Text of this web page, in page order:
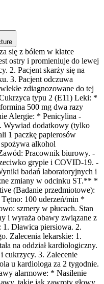
się z bólem w klatce
ostry i promieniuje do lewej
2. Pacjent skarży się na
3. Pacjent odczuwa
zdiagnozowane do tej
typu 2 (E11) Leki: *
500 mg dwa razy
Alergie: * Penicylina -
Wywiad dodatkowy (tylko
1 paczkę papierosów
alkohol
Pracownik biurowy. -
grypie i COVID-19. -
badań laboratoryjnych i
zmiany w odcinku ST.** *
(Badanie przedmiotowe):
100 uderzeń/min *
szmery w płucach. Stan
i wyraża obawy związane z
Dławica piersiowa. 2.
Zalecenia lekarskie: 1.
na oddział kardiologiczny.
cukrzycy. 3. Zalecenie
u kardiologa za 2 tygodnie.
alarmowe: * Nasilenie